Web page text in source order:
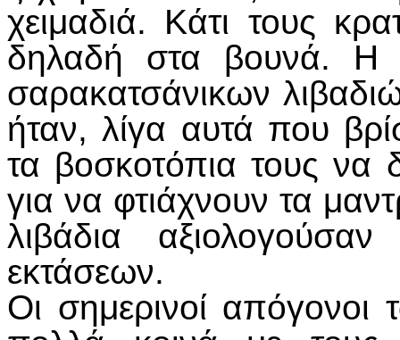
χειμαδιά. Κάτι τους
δηλαδή στα βουνά. Η
σαρακατσάνικων
ήταν, λίγα αυτά που
τα βοσκοτόπια τους να
για να φτιάχνουν τα
λιβάδια
εκτάσεων.
Οι σημερινοί